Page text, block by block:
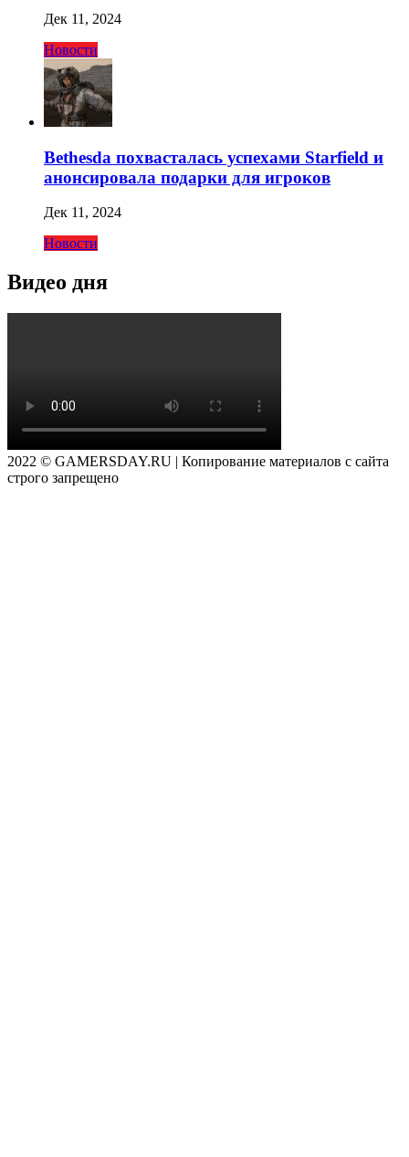
Дек 11, 2024
Новости
Bethesda похвасталась успехами Starfield и
анонсировала подарки для игроков
Дек 11, 2024
Новости
Видео дня
2022 © GAMERSDAY.RU | Копирование материалов с сайта
строго запрещено